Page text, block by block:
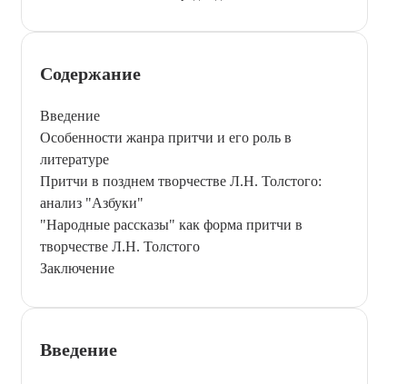
Содержание
Введение
Особенности жанра притчи и его роль в
литературе
Притчи в позднем творчестве Л.Н. Толстого:
анализ "Азбуки"
"Народные рассказы" как форма притчи в
творчестве Л.Н. Толстого
Заключение
Введение